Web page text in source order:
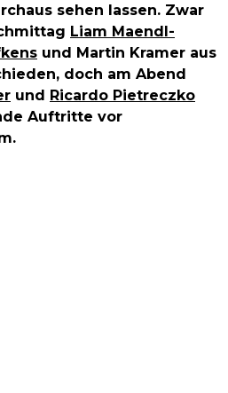
sehen lassen. Zwar
Liam Maendl-
und Martin Kramer aus
doch am Abend
und Ricardo Pietreczko
Auftritte vor